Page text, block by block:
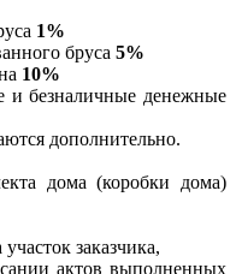
1%
бруса 5%
10%
безналичные денежные
дополнительно.
дома (коробки дома)
заказчика,
актов выполненных